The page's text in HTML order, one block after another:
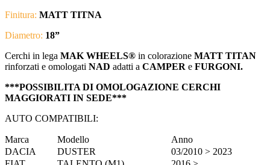
Finitura: MATT TITNA
Diametro: 18”
Cerchi in lega MAK WHEELS® in colorazione MATT TITAN
rinforzati e omologati NAD adatti a CAMPER e FURGONI.
***POSSIBILITA DI OMOLOGAZIONE CERCHI
MAGGIORATI IN SEDE***
AUTO COMPATIBILI:
Marca Modello
Anno
DACIA
DUSTER
03/2010 > 2023